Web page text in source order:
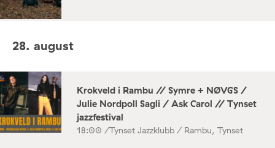
28. august
Krokveld i Rambu // Symre + NØVGS /
Julie Nordpoll Sagli / Ask Carol // Tynset
jazzfestival
18:00 /Tynset Jazzklubb / Rambu, Tynset